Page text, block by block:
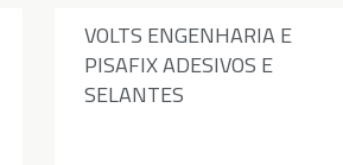
VOLTS ENGENHARIA E
PISAFIX ADESIVOS E
SELANTES